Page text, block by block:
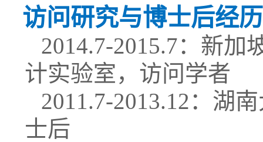
访问研究与博士后经历
2014.7-2015.7：新加
计实验室，访问学者
2011.7-2013.12 ：湖
士后